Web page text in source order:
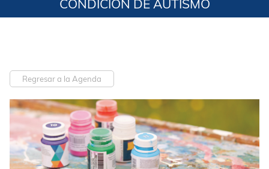
CONDICIÓN DE AUTISMO
Regresar a la Agenda